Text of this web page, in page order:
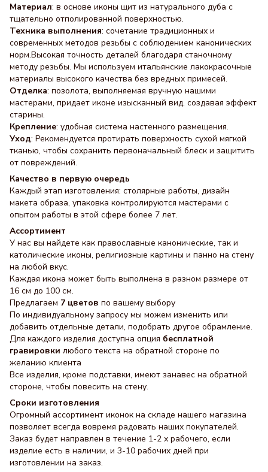
Материал: в основе иконы щит из натурального дуба с
тщательно отполированной поверхностью.
Техника выполнения: сочетание традиционных и
современных методов резьбы с соблюдением канонических
норм.Высокая точность деталей благодаря станочному
методу резьбы. Мы используем итальянские лакокрасочные
материалы высокого качества без вредных примесей.
Отделка: позолота, выполняемая вручную нашими
мастерами, придает иконе изысканный вид, создавая эффект
старины.
Крепление: удобная система настенного размещения.
Уход: Рекомендуется протирать поверхность сухой мягкой
тканью, чтобы сохранить первоначальный блеск и защитить
от повреждений.
Качество в первую очередь
Каждый этап изготовления: столярные работы, дизайн
макета образа, упаковка контролируются мастерами с
опытом работы в этой сфере более 7 лет.
Ассортимент
У нас вы найдете как православные канонические, так и
католические иконы, религиозные картины и панно на стену
на любой вкус.
Каждая икона может быть выполнена в разном размере от
16 см до 100 см.
Предлагаем 7 цветов по вашему выбору
По индивидуальному запросу мы можем изменить или
добавить отдельные детали, подобрать другое обрамление.
Для каждого изделия доступна опция бесплатной
гравировки любого текста на обратной стороне по
желанию клиента
Все изделия, кроме подставки, имеют занавес на обратной
стороне, чтобы повесить на стену.
Сроки изготовления
Огромный ассортимент иконок на складе нашего магазина
позволяет всегда вовремя радовать наших покупателей.
Заказ будет направлен в течение 1-2 х рабочего, если
изделие есть в наличии, и 3-10 рабочих дней при
изготовлении на заказ.